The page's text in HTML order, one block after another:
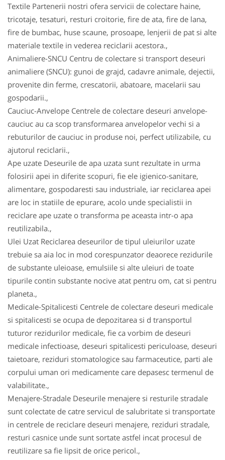
Textile Partenerii nostri ofera servicii de colectare haine,
tricotaje, tesaturi, resturi croitorie, fire de ata, fire de lana,
fire de bumbac, huse scaune, prosoape, lenjerii de pat si alte
materiale textile in vederea reciclarii acestora.,
Animaliere-SNCU Centru de colectare si transport deseuri
animaliere (SNCU): gunoi de grajd, cadavre animale, dejectii,
provenite din ferme, crescatorii, abatoare, macelarii sau
gospodarii.,
Cauciuc-Anvelope Centrele de colectare deseuri anvelope-
cauciuc au ca scop transformarea anvelopelor vechi si a
rebuturilor de cauciuc in produse noi, perfect utilizabile, cu
ajutorul reciclarii.,
Ape uzate Deseurile de apa uzata sunt rezultate in urma
folosirii apei in diferite scopuri, fie ele igienico-sanitare,
alimentare, gospodaresti sau industriale, iar reciclarea apei
are loc in statiile de epurare, acolo unde specialistii in
reciclare ape uzate o transforma pe aceasta intr-o apa
reutilizabila.,
Ulei Uzat Reciclarea deseurilor de tipul uleiurilor uzate
trebuie sa aia loc in mod corespunzator deaorece rezidurile
de substante uleioase, emulsiile si alte uleiuri de toate
tipurile contin substante nocive atat pentru om, cat si pentru
planeta.,
Medicale-Spitalicesti Centrele de colectare deseuri medicale
si spitalicesti se ocupa de depozitarea si d transportul
tuturor rezidurilor medicale, fie ca vorbim de deseuri
medicale infectioase, deseuri spitalicesti periculoase, deseuri
taietoare, reziduri stomatologice sau farmaceutice, parti ale
corpului uman ori medicamente care depasesc termenul de
valabilitate.,
Menajere-Stradale Deseurile menajere si resturile stradale
sunt colectate de catre servicul de salubritate si transportate
in centrele de reciclare deseuri menajere, reziduri stradale,
resturi casnice unde sunt sortate astfel incat procesul de
reutilizare sa fie lipsit de orice pericol.,